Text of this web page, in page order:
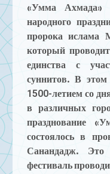
«Умма Ахмада»
народного
пророка ислама
который
единства с
суннитов. В этом
1500-летием со
в различных
празднование
состоялось в
Санандадж. Это
фестиваль